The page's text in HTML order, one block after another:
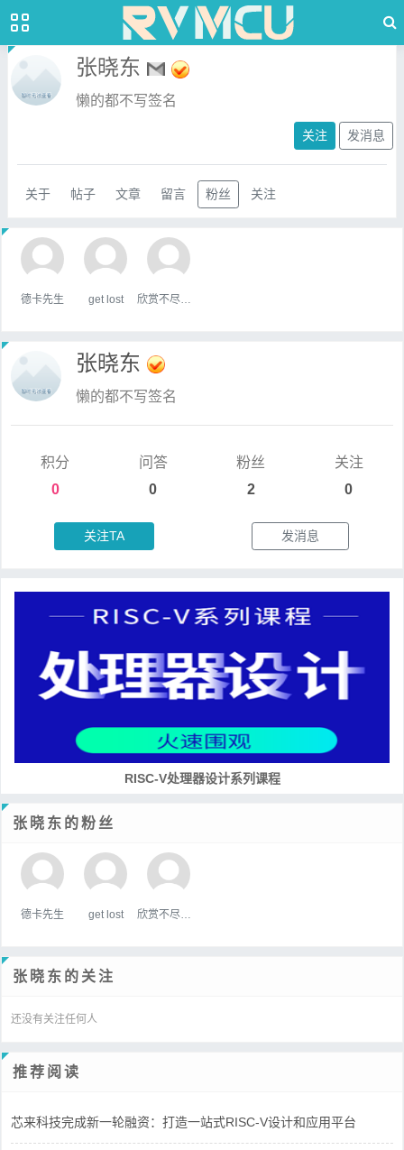
张晓东
懒的都不写签名
关注 发消息
关于 帖子 文章 留言 粉丝 关注
德卡先生 get lost
张晓东
懒的都不写签名
积分
0
问答
0
粉丝
2
关注
0
关注TA 发消息
RISC-V处理器设计系列课程
张晓东的粉丝
德卡先生 get lost
张晓东的关注
还没有关注任何人
推荐阅读
芯来科技完成新一轮融资：打造一站式RISC-V设计和应用平台